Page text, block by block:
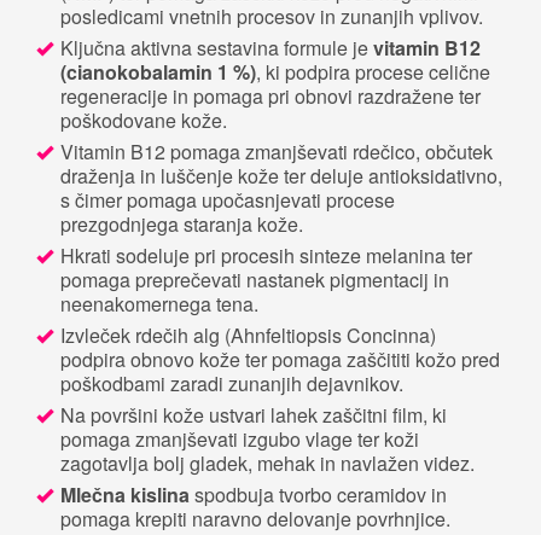
posledicami vnetnih procesov in zunanjih vplivov.
Ključna aktivna sestavina formule jevitamin B12
(cianokobalamin 1 %), ki podpira procese celične
regeneracije in pomaga pri obnovi razdražene ter
poškodovane kože.
Vitamin B12 pomaga zmanjševati rdečico, občutek
draženja in luščenje kože ter deluje antioksidativno,
s čimer pomaga upočasnjevati procese
prezgodnjega staranja kože.
Hkrati sodeluje pri procesih sinteze melanina ter
pomaga preprečevati nastanek pigmentacij in
neenakomernega tena.
Izvleček rdečih alg (Ahnfeltiopsis Concinna)
podpira obnovo kože ter pomaga zaščititi kožo pred
poškodbami zaradi zunanjih dejavnikov.
Na površini kože ustvari lahek zaščitni film, ki
pomaga zmanjševati izgubo vlage ter koži
zagotavlja bolj gladek, mehak in navlažen videz.
Mlečna kislinaspodbuja tvorbo ceramidov in
pomaga krepiti naravno delovanje povrhnjice.